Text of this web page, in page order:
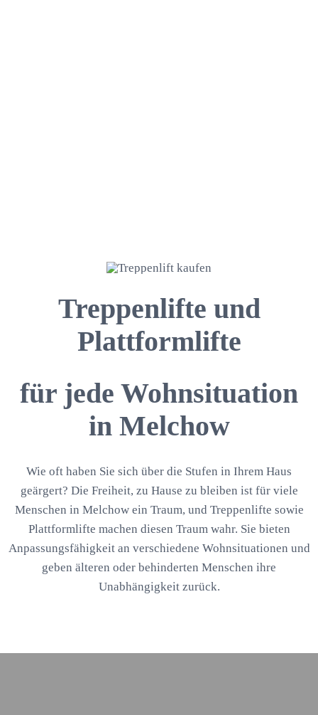
Treppenlifte und
Plattformlifte
für jede Wohnsituation
in Melchow
Wie oft haben Sie sich über die Stufen in Ihrem Haus
geärgert? Die Freiheit, zu Hause zu bleiben ist für viele
Menschen in Melchow ein Traum, und Treppenlifte sowie
Plattformlifte machen diesen Traum wahr. Sie bieten
Anpassungsfähigkeit an verschiedene Wohnsituationen und
geben älteren oder behinderten Menschen ihre
Unabhängigkeit zurück.